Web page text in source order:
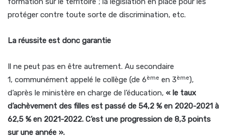
protéger contre toute sorte de discrimination, etc.
La réussite est donc garantie
Il ne peut pas en être autrement. Au secondaire
1, communément appelé le collège (de 6ème en 3ème),
d’après le ministère en charge de l’éducation, « le taux
d’achèvement des filles est passé de 54,2 % en 2020-2021 à
62,5 % en 2021-2022. C’est une progression de 8,3 points
sur une année ».